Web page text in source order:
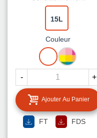
15L
Couleur
BLANCMISE
A
TEINTE
- +
Ajouter Au Panier
FT FDS